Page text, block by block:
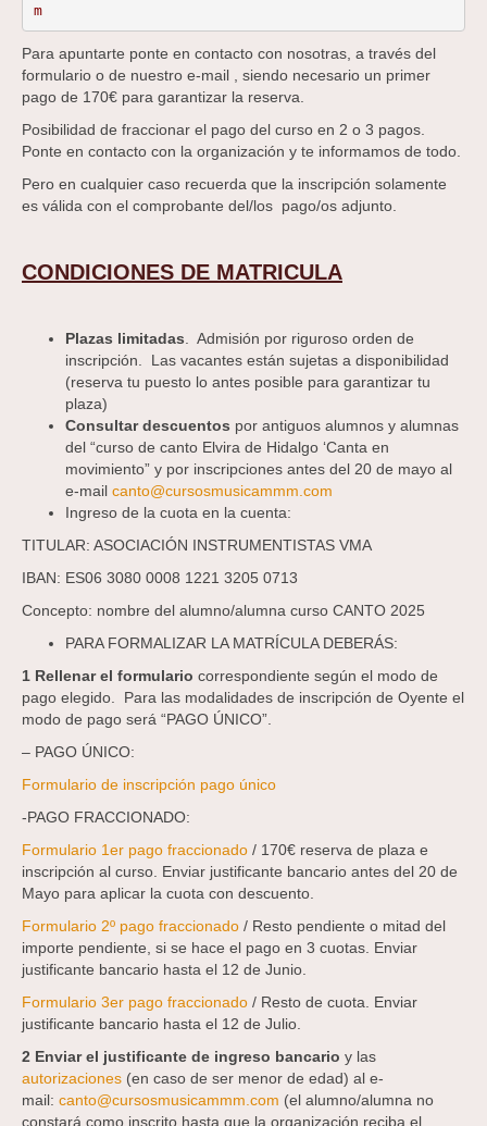
m
Para apuntarte ponte en contacto con nosotras, a través del
formulario o de nuestro e-mail , siendo necesario un primer
pago de 170€ para garantizar la reserva.
Posibilidad de fraccionar el pago del curso en 2 o 3 pagos.
Ponte en contacto con la organización y te informamos de todo.
Pero en cualquier caso recuerda que la inscripción solamente
es válida con el comprobante del/los pago/os adjunto.
CONDICIONES DE MATRICULA
Plazas limitadas. Admisión por riguroso orden de
inscripción. Las vacantes están sujetas a disponibilidad
(reserva tu puesto lo antes posible para garantizar tu
plaza)
Consultar descuentos por antiguos alumnos y alumnas
del “curso de canto Elvira de Hidalgo ‘Canta en
movimiento” y por inscripciones antes del 20 de mayo al
e-mail canto@cursosmusicammm.com
Ingreso de la cuota en la cuenta:
TITULAR: ASOCIACIÓN INSTRUMENTISTAS VMA
IBAN: ES06 3080 0008 1221 3205 0713
Concepto: nombre del alumno/alumna curso CANTO 2025
PARA FORMALIZAR LA MATRÍCULA DEBERÁS:
1 Rellenar el formulario correspondiente según el modo de
pago elegido. Para las modalidades de inscripción de Oyente el
modo de pago será “PAGO ÚNICO”.
– PAGO ÚNICO:
Formulario de inscripción pago único
-PAGO FRACCIONADO:
Formulario 1er pago fraccionado / 170€ reserva de plaza e
inscripción al curso. Enviar justificante bancario antes del 20 de
Mayo para aplicar la cuota con descuento.
Formulario 2º pago fraccionado / Resto pendiente o mitad del
importe pendiente, si se hace el pago en 3 cuotas. Enviar
justificante bancario hasta el 12 de Junio.
Formulario 3er pago fraccionado / Resto de cuota. Enviar
justificante bancario hasta el 12 de Julio.
2 Enviar el justificante de ingreso bancario y las
autorizaciones (en caso de ser menor de edad) al e-
mail: canto@cursosmusicammm.com (el alumno/alumna no
constará como inscrito hasta que la organización reciba el